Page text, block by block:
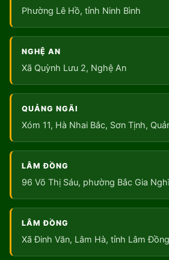
Phường Lê Hồ, tỉnh Ninh Bình
NGHỆ AN
Xã Quỳnh Lưu 2, Nghệ An
QUẢNG NGÃI
Xóm 11, Hà Nhai Bắc, Sơn Tịnh,
LÂM ĐỒNG
96 Võ Thị Sáu, phường Bắc Gia
LÂM ĐỒNG
Xã Đinh Văn, Lâm Hà, tỉnh Lâm Đồng